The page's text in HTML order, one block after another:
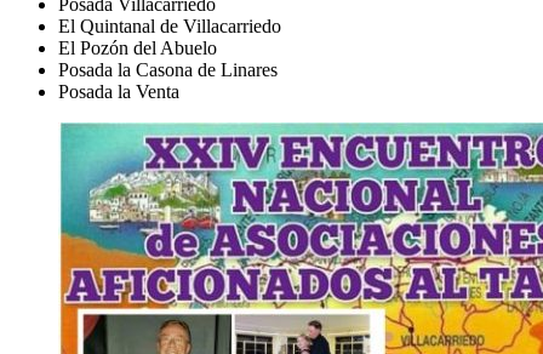
El Quintanal de Villacarriedo
El Pozón del Abuelo
Posada la Casona de Linares
Posada la Venta